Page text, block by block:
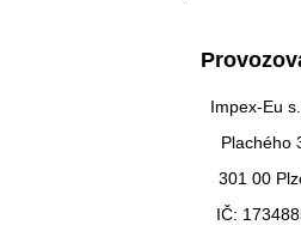
Impex-Eu
Plachého
301 00
IČ: